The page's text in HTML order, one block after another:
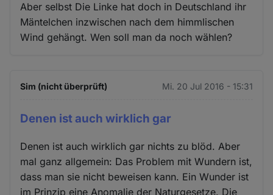
Aber selbst Die Linke hat doch in Deutschland ihr
Mäntelchen inzwischen nach dem himmlischen
Wind gehängt. Wen soll man da noch wählen?
Sim (nicht überprüft) Mi. 20 Jul 2016 - 15:31
Denen ist auch wirklich gar
Denen ist auch wirklich gar nichts zu blöd. Aber
mal ganz allgemein: Das Problem mit Wundern ist,
dass man sie nicht beweisen kann. Ein Wunder ist
im Prinzip eine Anomalie der Naturgesetze. Die